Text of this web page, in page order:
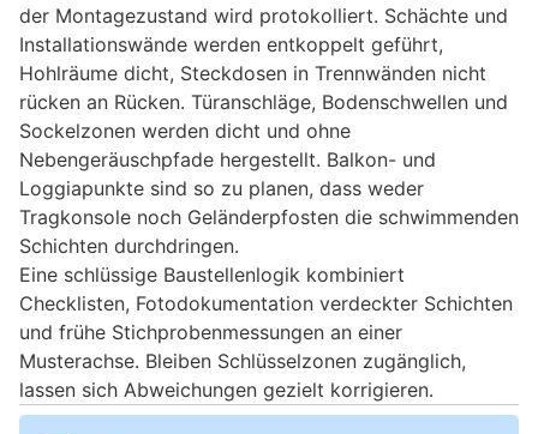
der Montagezustand wird protokolliert. Schächte und
Installationswände werden entkoppelt geführt,
Hohlräume dicht, Steckdosen in Trennwänden nicht
rücken an Rücken. Türanschläge, Bodenschwellen und
Sockelzonen werden dicht und ohne
Nebengeräuschpfade hergestellt. Balkon- und
Loggiapunkte sind so zu planen, dass weder
Tragkonsole noch Geländerpfosten die schwimmenden
Schichten durchdringen.
Eine schlüssige Baustellenlogik kombiniert
Checklisten, Fotodokumentation verdeckter Schichten
und frühe Stichprobenmessungen an einer
Musterachse. Bleiben Schlüsselzonen zugänglich,
lassen sich Abweichungen gezielt korrigieren.